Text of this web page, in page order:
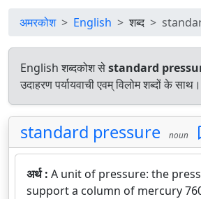
अमरकोश English शब्द
English शब्दकोश सेstandard
उदाहरण पर्यायवाची एवम् विलोम शब्दों के साथ।
standard pressure noun
अर्थ : A unit of pressure: the
support a column of mercury